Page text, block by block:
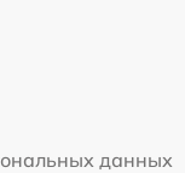
данных